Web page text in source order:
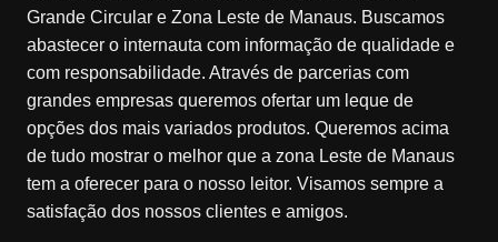
Grande Circular e Zona Leste de Manaus. Buscamos
abastecer o internauta com informação de qualidade e
com responsabilidade. Através de parcerias com
grandes empresas queremos ofertar um leque de
opções dos mais variados produtos. Queremos acima
de tudo mostrar o melhor que a zona Leste de Manaus
tem a oferecer para o nosso leitor. Visamos sempre a
satisfação dos nossos clientes e amigos.